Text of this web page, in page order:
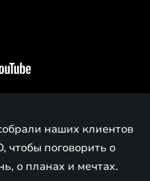
наших клиентов
чтобы поговорить о
о планах и мечтах.